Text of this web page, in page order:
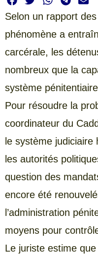
Selon un rapport
phénomène a
carcérale, les
nombreux que la
système
Pour résoudre la
coordinateur du
le système
les autorités
question des
encore été
l’administration
moyens pour
Le juriste estime